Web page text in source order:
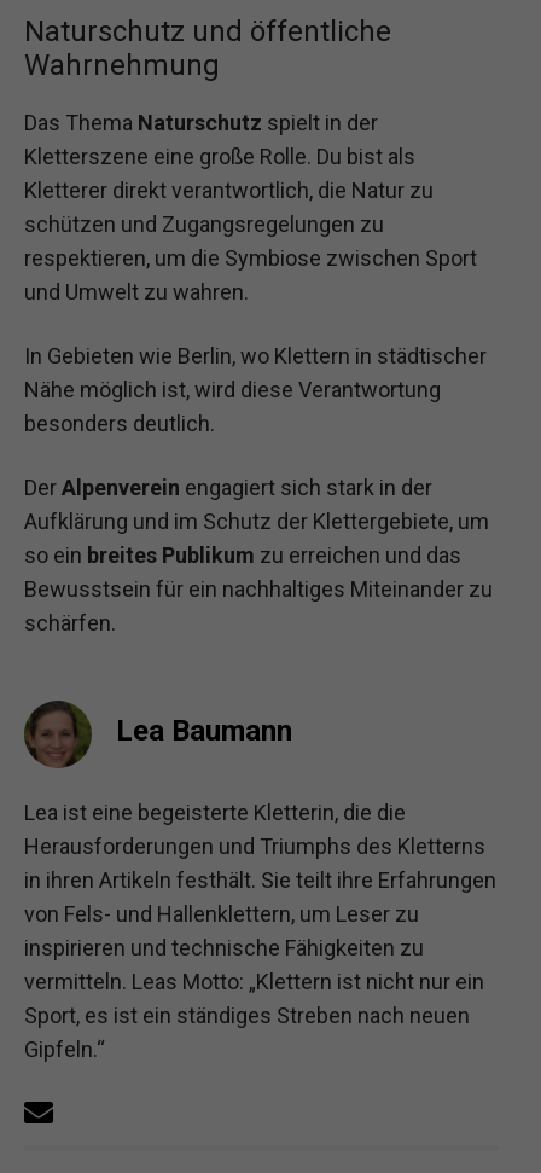
Naturschutz und öffentliche
Wahrnehmung
Das Thema Naturschutz spielt in der
Kletterszene eine große Rolle. Du bist als
Kletterer direkt verantwortlich, die Natur zu
schützen und Zugangsregelungen zu
respektieren, um die Symbiose zwischen Sport
und Umwelt zu wahren.
In Gebieten wie Berlin, wo Klettern in städtischer
Nähe möglich ist, wird diese Verantwortung
besonders deutlich.
DerAlpenverein engagiert sich stark in der
Aufklärung und im Schutz der Klettergebiete, um
so ein breites Publikum zu erreichen und das
Bewusstsein für ein nachhaltiges Miteinander zu
schärfen.
Lea Baumann
Lea ist eine begeisterte Kletterin, die die
Herausforderungen und Triumphs des Kletterns
in ihren Artikeln festhält. Sie teilt ihre Erfahrungen
von Fels- und Hallenklettern, um Leser zu
inspirieren und technische Fähigkeiten zu
vermitteln. Leas Motto: „Klettern ist nicht nur ein
Sport, es ist ein ständiges Streben nach neuen
Gipfeln.“